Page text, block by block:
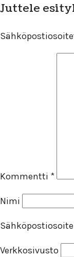
Juttele
Kommentti *
Nimi
Sähköpostiosoite
Verkkosivusto